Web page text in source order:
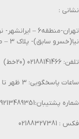
نشانی :
تهران-منطقه6
نیا(خسرو سابق)- پلاک 3 – طبقه اول
تلفن: 02188141466 (20خط)
ساعات پاسخگویی: 3 ظهر تا 9 شب
شماره پشتیبان:09213489351
فکس : 02188327381